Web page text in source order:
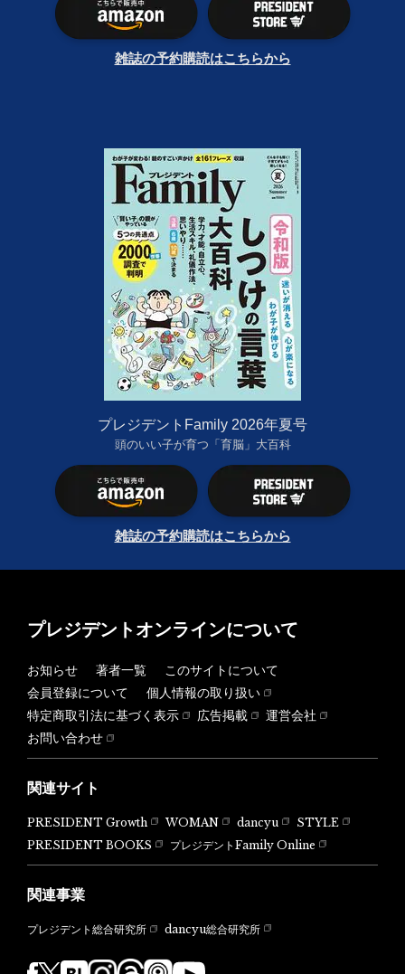
雑誌の予約購読はこちらから
プレジデントFamily 2026年夏号
頭のいい子が育つ「育脳」大百科
雑誌の予約購読はこちらから
プレジデントオンラインについて
お知らせ 著者一覧
このサイトについて
会員登録について
個人情報の取り扱い
特定商取引法に基づく表示
広告掲載
運営会社
お問い合わせ
関連サイト
PRESIDENT Growth WOMAN dancyu
STYLE
PRESIDENT BOOKS
プレジデントFamily Online
関連事業
プレジデント総合研究所 dancyu総合研究所